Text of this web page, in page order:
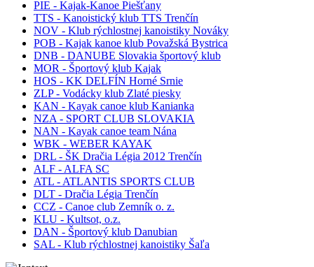
PIE - Kajak-Kanoe Piešťany
TTS - Kanoistický klub TTS Trenčín
NOV - Klub rýchlostnej kanoistiky Nováky
POB - Kajak kanoe klub Považská Bystrica
DNB - DANUBE Slovakia športový klub
MOR - Športový klub Kajak
HOS - KK DELFÍN Horné Srnie
ZLP - Vodácky klub Zlaté piesky
KAN - Kayak canoe klub Kanianka
NZA - SPORT CLUB SLOVAKIA
NAN - Kayak canoe team Nána
WBK - WEBER KAYAK
DRL - ŠK Dračia Légia 2012 Trenčín
ALF - ALFA SC
ATL - ATLANTIS SPORTS CLUB
DLT - Dračia Légia Trenčín
CCZ - Canoe club Zemník o. z.
KLU - Kultsot, o.z.
DAN - Športový klub Danubian
SAL - Klub rýchlostnej kanoistiky Šaľa